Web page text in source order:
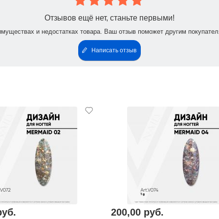
Отзывов ещё нет, станьте первыми!
и недостатках товара. Ваш отзыв поможет другим
Написать отзыв
200,00 руб.